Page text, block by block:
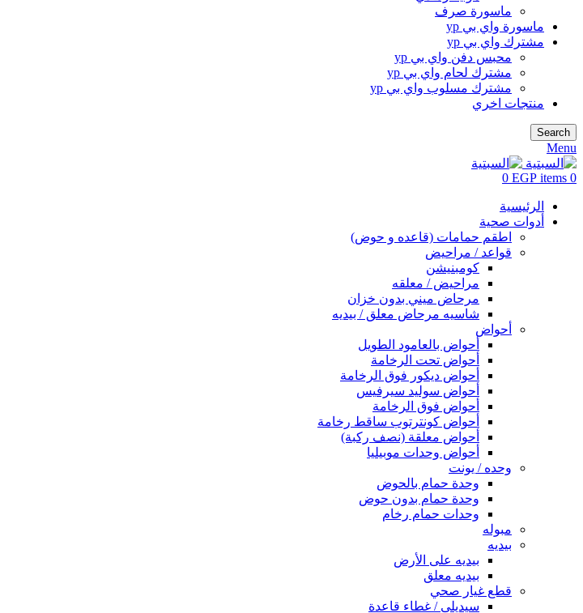
ماسورة صرف
ماسورة واي بي yp
مشترك واي بي yp
محبس دفن واي بي yp
مشترك لحام واي بي yp
مشترك مسلوب واي بي yp
منتجات اخري
Search
Menu
0
items
0 EGP
الرئيسية
أدوات صحية
اطقم حمامات (قاعده و حوض)
قواعد / مراحيض
كومبنيشن
مراحيض / معلقه
مرحاض ميني بدون خزان
شاسيه مرحاض معلق / بيديه
أحواض
أحواض بالعامود الطويل
أحواض تحت الرخامة
أحواض ديكور فوق الرخامة
أحواض سوليد سيرفيس
أحواض فوق الرخامة
أحواض كونترتوب ساقط رخامة
أحواض معلقة (نصف ركبة)
أحواض وحدات موبيليا
وحده / يونت
وحدة حمام بالحوض
وحدة حمام بدون حوض
وحدات حمام رخام
مبوله
بيديه
بيديه على الأرض
بيديه معلق
قطع غيار صحي
سيديلى / غطاء قاعدة